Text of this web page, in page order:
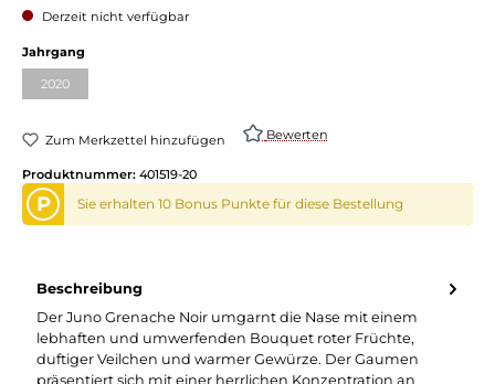
Derzeit nicht verfügbar
Jahrgang
2020(Diese Option ist zurzeit nicht verfügbar.)
Zum Merkzettel hinzufügen Bewerten
Produktnummer: 401519-20
P Sie erhalten 10 Bonus Punkte für diese Bestellung
Beschreibung
Der Juno Grenache Noir umgarnt die Nase mit einem
lebhaften und umwerfenden Bouquet roter Früchte,
duftiger Veilchen und warmer Gewürze. Der Gaumen
präsentiert sich mit einer herrlichen Konzentration an